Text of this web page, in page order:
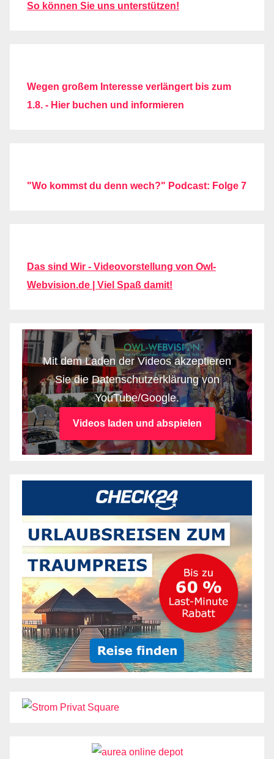
So können Sie uns unterstützen!
Wegen großem Interesse verlängert bis zum
1.8. - Hier buchen und informieren
"Wo kommst du denn wech?" Podcast: Folge 7
Das sind Wir - Videovorstellung von Owl-
Webvision.de | Viel Spaß damit!
Mit dem Laden der Videos akzeptieren
Sie die Datenschutzerklärung von
YouTube/Google.
Videos laden und abspielen